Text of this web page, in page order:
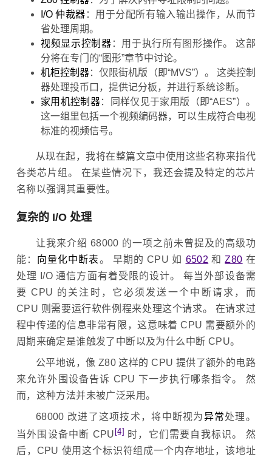
I/O 仲裁器 ：用于分配所有输入输出操作，从而节
省处理周期。
视频显示控制器 ：用于执行所有图形操作。 这部
分将在专门的“图形”章节中讨论。
机柜控制器：仅限街机版（即“MVS”）。 这类控制
器处理投币口，提供记分板，并进行系统诊断。
家用机控制器：同样仅见于家用版（即“AES”）。
这一组里包括一个视频编码器，可以生成符合电视
标准的视频信号。
从现在起，我将在整篇文章中使用这些名称来指代
各类芯片组。 在某些情况下，我还会提及特定的芯片
名称以强调其重要性。
复杂的 I/O 处理
让我来介绍 68000 的一项之前未曾提及的高级功
能： 向量化中断表。 早期的 CPU 如 6502 和Z80 在
处理 I/O 通信方面有着受限的设计。 每当外部设备需
要 CPU 的关注时，它必须发送一个中断请求，而
CPU 则需要运行软件例程来处理这个请求。 在请求过
程中传递的信息非常有限，这意味着 CPU 需要额外的
周期来确定是谁触发了中断以及为什么中断 CPU。
公平地说，像 Z80 这样的 CPU 提供了额外的电路
来允许外围设备告诉 CPU 下一步执行哪条指令。 然
而，这种方法并未被广泛采用。
68000 改进了这项技术，将中断视为异常处理。
当外围设备中断 CPU [4] 时，它们需要自我标识。 然
后，CPU 使用这个标识符组成一个内存地址，该地址